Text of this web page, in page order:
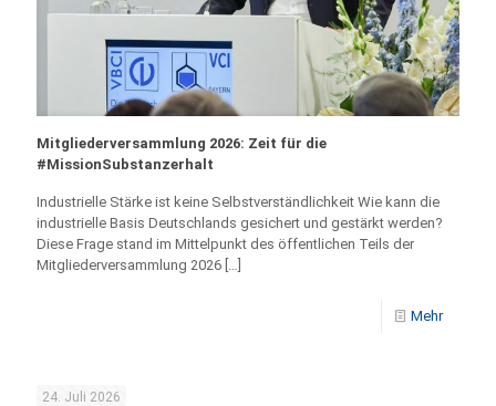
Mitgliederversammlung 2026: Zeit für die
#MissionSubstanzerhalt
Industrielle Stärke ist keine Selbstverständlichkeit Wie kann die
industrielle Basis Deutschlands gesichert und gestärkt werden?
Diese Frage stand im Mittelpunkt des öffentlichen Teils der
Mitgliederversammlung 2026 […]
Mehr
24. Juli 2026